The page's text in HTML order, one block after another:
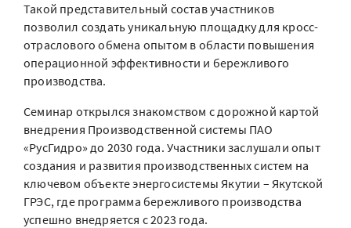
Такой представительный состав участников
позволил создать уникальную площадку для кросс-
отраслового обмена опытом в области повышения
операционной эффективности и бережливого
производства.
Семинар открылся знакомством с дорожной картой
внедрения Производственной системы ПАО
«РусГидро» до 2030 года. Участники заслушали опыт
создания и развития производственных систем на
ключевом объекте энергосистемы Якутии – Якутской
ГРЭС, где программа бережливого производства
успешно внедряется с 2023 года.